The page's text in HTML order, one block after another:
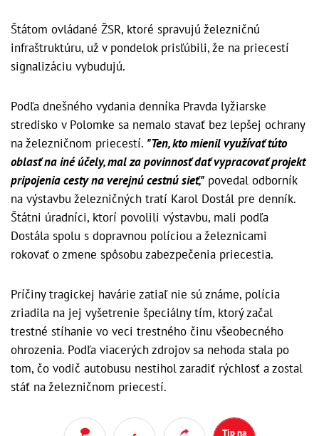
Štátom ovládané ŽSR, ktoré spravujú železničnú
infraštruktúru, už v pondelok prisľúbili, že na priecestí
signalizáciu vybudujú.
Podľa dnešného vydania denníka Pravda lyžiarske
stredisko v Polomke sa nemalo stavať bez lepšej ochrany
na železničnom priecestí. "Ten, kto mienil využívať túto
oblasť na iné účely, mal za povinnosť dať vypracovať projekt
pripojenia cesty na verejnú cestnú sieť," povedal odborník
na výstavbu železničných tratí Karol Dostál pre denník.
Štátni úradníci, ktorí povolili výstavbu, mali podľa
Dostála spolu s dopravnou políciou a železnicami
rokovať o zmene spôsobu zabezpečenia priecestia.
Príčiny tragickej havárie zatiaľ nie sú známe, polícia
zriadila na jej vyšetrenie špeciálny tím, ktorý začal
trestné stíhanie vo veci trestného činu všeobecného
ohrozenia. Podľa viacerých zdrojov sa nehoda stala po
tom, čo vodič autobusu nestihol zaradiť rýchlosť a zostal
stáť na železničnom priecestí.
Tip na